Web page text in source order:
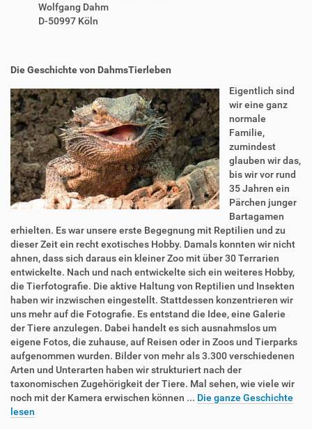
Wolfgang Dahm
D-50997 Köln
Die Geschichte von DahmsTierleben
Eigentlich sind
wir eine ganz
normale
Familie,
zumindest
glauben wir das,
bis wir vor rund
35 Jahren ein
Pärchen junger
Bartagamen
erhielten. Es war unsere erste Begegnung mit Reptilien und zu
dieser Zeit ein recht exotisches Hobby. Damals konnten wir nicht
ahnen, dass sich daraus ein kleiner Zoo mit über 30 Terrarien
entwickelte. Nach und nach entwickelte sich ein weiteres Hobby,
die Tierfotografie. Die aktive Haltung von Reptilien und Insekten
haben wir inzwischen eingestellt. Stattdessen konzentrieren wir
uns mehr auf die Fotografie. Es entstand die Idee, eine Galerie
der Tiere anzulegen. Dabei handelt es sich ausnahmslos um
eigene Fotos, die zuhause, auf Reisen oder in Zoos und Tierparks
aufgenommen wurden. Bilder von mehr als 3.300 verschiedenen
Arten und Unterarten haben wir strukturiert nach der
taxonomischen Zugehörigkeit der Tiere. Mal sehen, wie viele wir
noch mit der Kamera erwischen können ... Die ganze Geschichte
lesen